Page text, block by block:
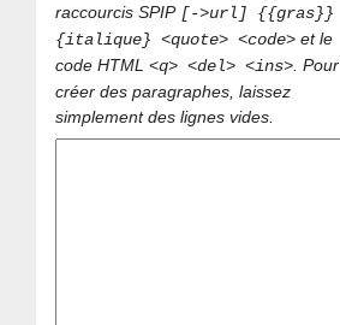
raccourcis SPIP [->url] {{gras}}
{italique} <quote> <code> et le
code HTML<q> <del> <ins> . Pour
créer des paragraphes, laissez
simplement des lignes vides.